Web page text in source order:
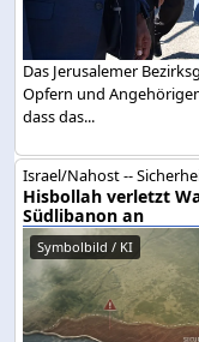
Das Jerusalemer
Opfern und
dass das...
Israel/Nahost --
Hisbollah verletzt
Südlibanon an
Symbolbild / KI